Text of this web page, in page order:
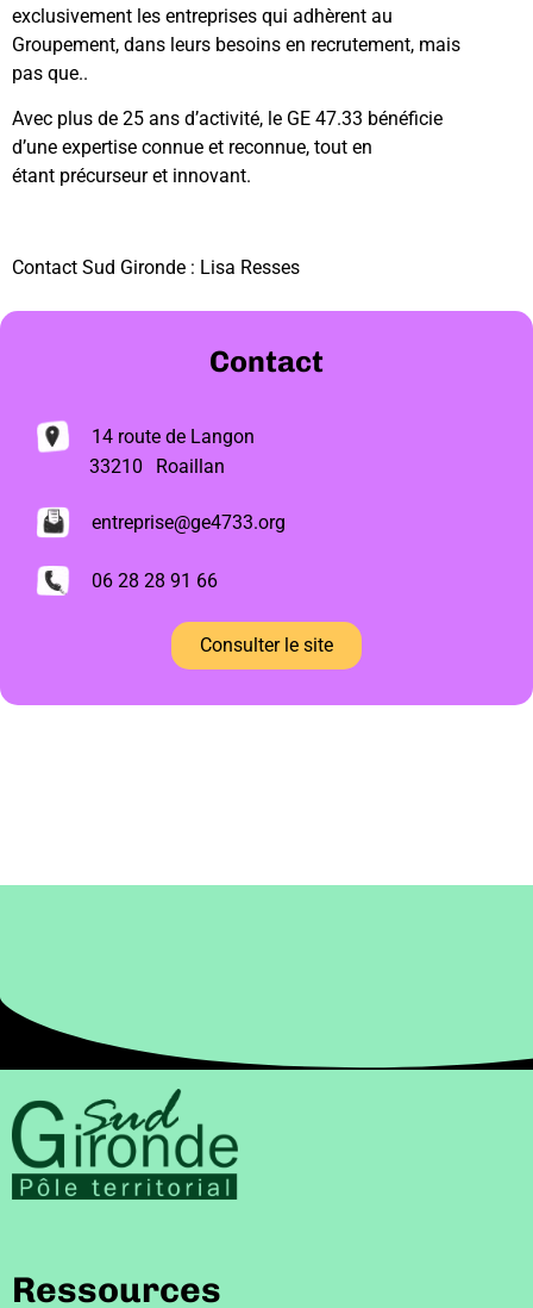
exclusivement les entreprises qui adhèrent au
Groupement, dans leurs besoins en recrutement, mais
pas que..
Avec plus de 25 ans d’activité, le GE 47.33 bénéficie
d’une expertise connue et reconnue, tout en
étant précurseur et innovant.
Contact Sud Gironde : Lisa Resses
Contact
14 route de Langon
33210
Roaillan
entreprise@ge4733.org
06 28 28 91 66
Consulter le site
Ressources